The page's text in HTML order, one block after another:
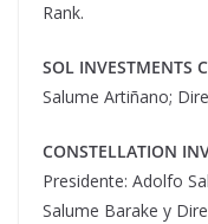
Rank.
SOL INVESTMENTS
Salume Artiñano;
CONSTELLATION
Presidente: Adolfo
Salume Barake y